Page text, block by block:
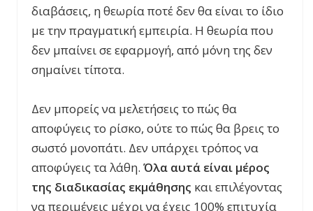
διαβάσεις, η θεωρία ποτέ δεν θα είναι το ίδιο
με την πραγματική εμπειρία. Η θεωρία που
δεν μπαίνει σε εφαρμογή, από μόνη της δεν
σημαίνει τίποτα.
Δεν μπορείς να μελετήσεις το πώς θα
αποφύγεις το ρίσκο, ούτε το πώς θα βρεις το
σωστό μονοπάτι. Δεν υπάρχει τρόπος να
αποφύγεις τα λάθη. Όλα αυτά είναι μέρος
της διαδικασίας εκμάθησης και επιλέγοντας
να περιμένεις μέχρι να έχεις 100% επιτυχία